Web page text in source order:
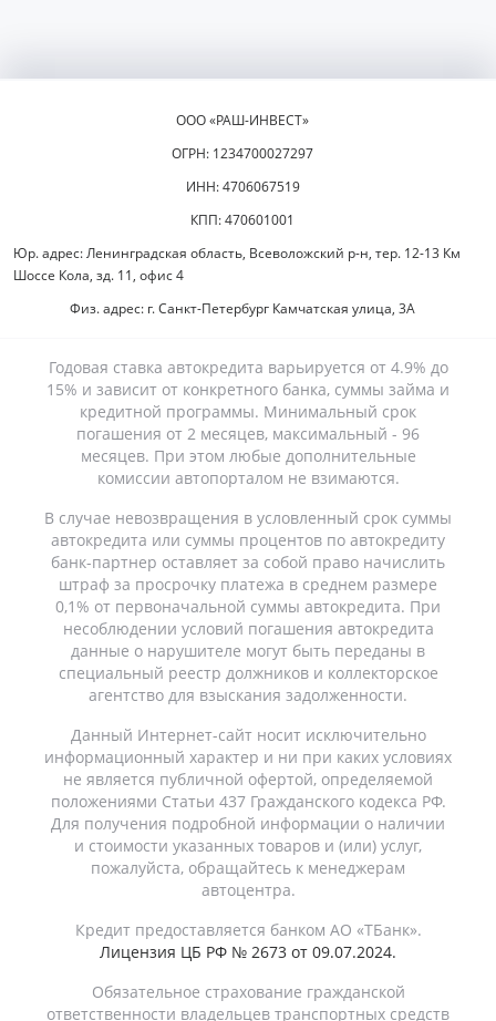
ООО «РАШ-ИНВЕСТ»
ОГРН: 1234700027297
ИНН: 4706067519
КПП: 470601001
Юр. адрес: Ленинградская область, Всеволожский р-н, тер. 12-13 Км
Шоссе Кола, зд. 11, офис 4
Физ. адрес: г. Санкт-Петербург Камчатская улица, 3А
Годовая ставка автокредита варьируется от 4.9% до
15% и зависит от конкретного банка, суммы займа и
кредитной программы. Минимальный срок
погашения от 2 месяцев, максимальный - 96
месяцев. При этом любые дополнительные
комиссии автопорталом не взимаются.
В случае невозвращения в условленный срок суммы
автокредита или суммы процентов по автокредиту
банк-партнер оставляет за собой право начислить
штраф за просрочку платежа в среднем размере
0,1% от первоначальной суммы автокредита. При
несоблюдении условий погашения автокредита
данные о нарушителе могут быть переданы в
специальный реестр должников и коллекторское
агентство для взыскания задолженности.
Данный Интернет-сайт носит исключительно
информационный характер и ни при каких условиях
не является публичной офертой, определяемой
положениями Статьи 437 Гражданского кодекса РФ.
Для получения подробной информации о наличии
и стоимости указанных товаров и (или) услуг,
пожалуйста, обращайтесь к менеджерам
автоцентра.
Кредит предоставляется банком АО «ТБанк».
Лицензия ЦБ РФ № 2673 от 09.07.2024.
Обязательное страхование гражданской
ответственности владельцев транспортных средств